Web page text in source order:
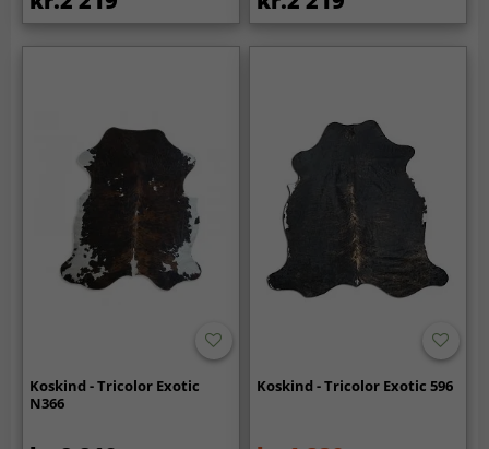
Koskind - Tricolor Exotic
N366
Koskind - Tricolor Exotic 596